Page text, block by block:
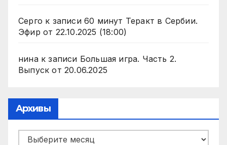
Серго к записи 60 минут Теракт в Сербии.
Эфир от 22.10.2025 (18:00)
нинак записи Большая игра. Часть 2.
Выпуск от 20.06.2025
Архивы
Архивы